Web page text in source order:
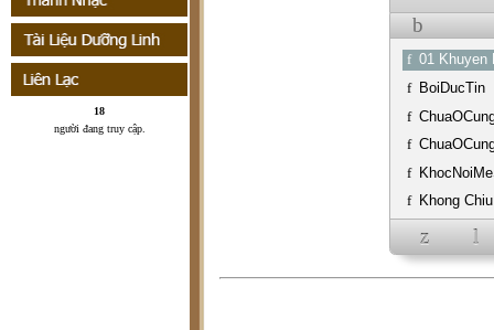
18
người đang truy cập.
f 01 Khuyen
f BoiDucTin
f
f
f
f Khong
z l
b